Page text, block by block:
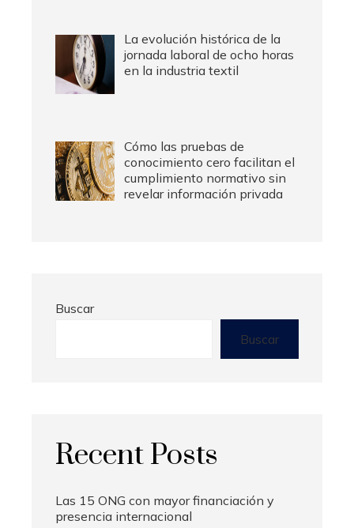
La evolución histórica de la
jornada laboral de ocho horas
en la industria textil
Cómo las pruebas de
conocimiento cero facilitan el
cumplimiento normativo sin
revelar información privada
Buscar
Buscar
Recent Posts
Las 15 ONG con mayor financiación y
presencia internacional